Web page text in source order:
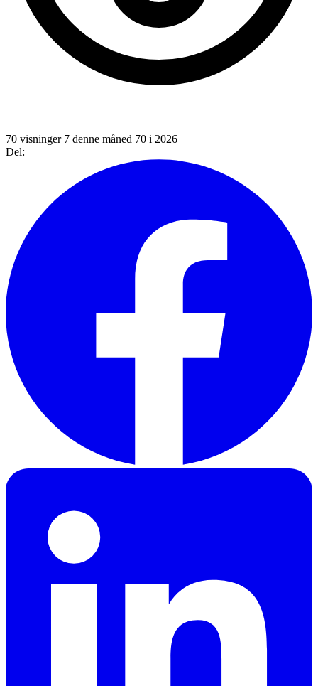
70 visninger 7 denne måned 70 i 2026
Del: